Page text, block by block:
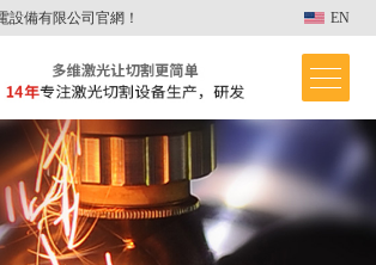
設備有限公司官網！ EN